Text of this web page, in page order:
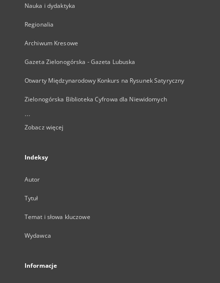
Nauka i dydaktyka
Regionalia
Archiwum Kresowe
Gazeta Zielonogórska - Gazeta Lubuska
Otwarty Międzynarodowy Konkurs na Rysunek Satyryczny
Zielonogórska Biblioteka Cyfrowa dla Niewidomych
...
Zobacz więcej
Indeksy
Autor
Tytuł
Temat i słowa kluczowe
Wydawca
Informacje